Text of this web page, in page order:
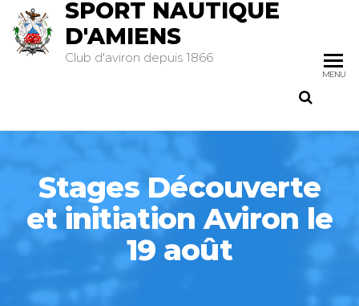
SPORT NAUTIQUE
D'AMIENS
Club d'aviron depuis 1866
MENU
Stages Découverte
et initiation Aviron le
19 août